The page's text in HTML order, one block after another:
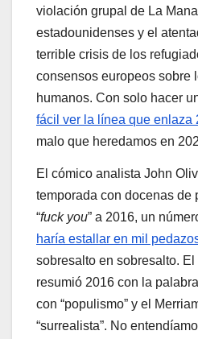
violación grupal de La
estadounidenses y el
terrible crisis de los
consensos europeos sobre
humanos. Con solo hacer
fácil ver la línea que enlaza
malo que heredamos en
El cómico analista John
temporada con docenas de
“fuck you” a 2016, un
haría estallar en mil
sobresalto en sobresalto.
resumió 2016 con la
con “populismo” y el
“surrealista”. No